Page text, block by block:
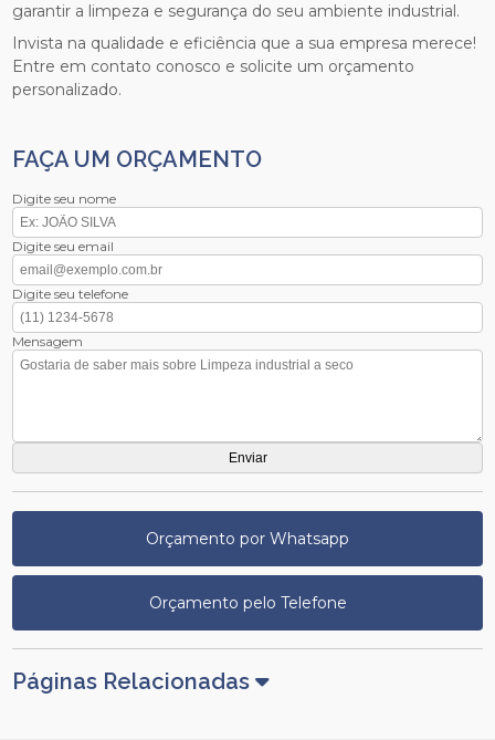
garantir a limpeza e segurança do seu ambiente industrial.
Invista na qualidade e eficiência que a sua empresa merece!
Entre em contato conosco e solicite um orçamento
personalizado.
FAÇA UM ORÇAMENTO
Digite seu nome
Digite seu email
Digite seu telefone
Mensagem
Orçamento por Whatsapp
Orçamento pelo Telefone
Páginas Relacionadas